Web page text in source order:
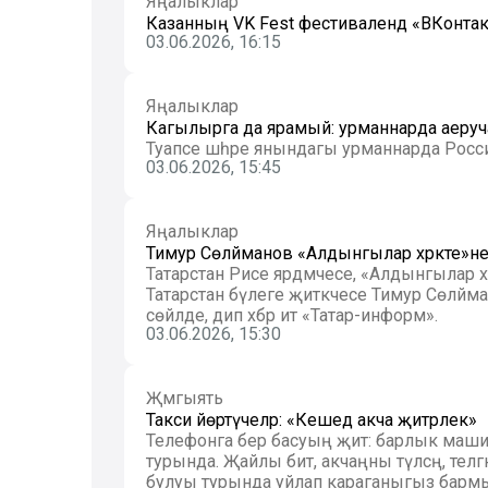
Казанның VK Fest фестивалендә
03.06.2026, 16:15
Яңалыклар
Кагылырга да ярамый: урманнарда аеруча
Туапсе шәһәре янындагы урманнарда
03.06.2026, 15:45
Яңалыклар
Тимур Сөләйманов «Алдынгылар
Татарстан Рәисе ярдәмчесе, «Алдынгылар
Татарстан бүлеге җитәкчесе Тимур
сөйләде, дип хәбәр итә «Татар-информ».
03.06.2026, 15:30
Җәмгыять
Такси йөртүчеләр: «Кешедә акча җитәрлек»
Телефонга бер басуың җитә: барлык
турында. Җайлы бит, акчаңны түләсәң,
булуы турында уйлап караганыгыз